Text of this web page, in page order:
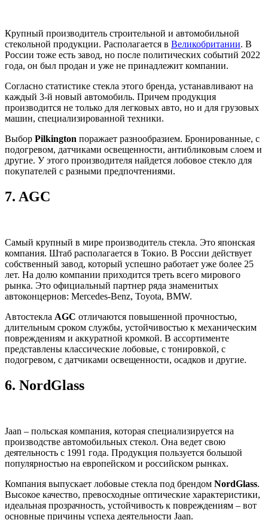
Крупный производитель строительной и автомобильной
стекольной продукции. Располагается в Великобритании. В
России тоже есть завод, но после политических событий 2022
года, он был продан и уже не принадлежит компании.
Согласно статистике стекла этого бренда, устанавливают на
каждый 3-й новый автомобиль. Причем продукция
производится не только для легковых авто, но и для грузовых
машин, специализированной техники.
Выбор Pilkington поражает разнообразием. Бронированные, с
подогревом, датчиками освещенности, антибликовым слоем и
другие. У этого производителя найдется лобовое стекло для
покупателей с разными предпочтениями.
7. AGC
Самый крупный в мире производитель стекла. Это японская
компания. Штаб располагается в Токио. В России действует
собственный завод, который успешно работает уже более 25
лет. На долю компании приходится треть всего мирового
рынка. Это официальный партнер ряда знаменитых
автоконцернов: Mercedes-Benz, Toyota, BMW.
Автостекла AGC отличаются повышенной прочностью,
длительным сроком службы, устойчивостью к механическим
повреждениям и аккуратной кромкой. В ассортименте
представлены классические лобовые, с тонировкой, с
подогревом, с датчиками освещенности, осадков и другие.
6. NordGlass
Jaan – польская компания, которая специализируется на
производстве автомобильных стекол. Она ведет свою
деятельность с 1991 года. Продукция пользуется большой
популярностью на европейском и российском рынках.
Компания выпускает лобовые стекла под брендом NordGlass.
Высокое качество, превосходные оптические характеристики,
идеальная прозрачность, устойчивость к повреждениям – вот
основные причины успеха деятельности Jaan.